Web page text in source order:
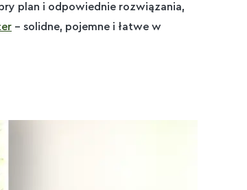
plan i odpowiednie rozwiązania,
– solidne, pojemne i łatwe w